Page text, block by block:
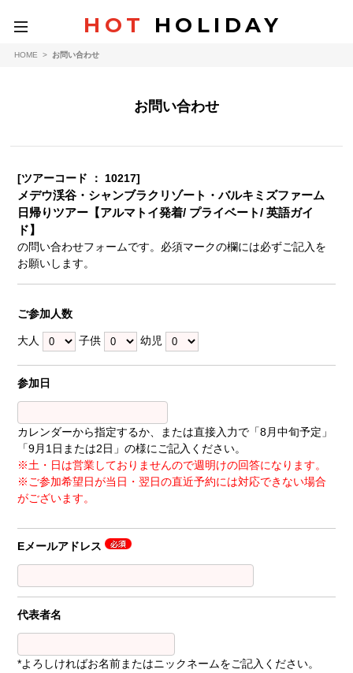
toggle
navigation
HOT HOLIDAY
HOME > お問い合わせ
お問い合わせ
[ツアーコード ： 10217]
メデウ渓谷・シャンブラクリゾート・バルキミズファーム
日帰りツアー【アルマトイ発着/ プライベート/ 英語ガイ
ド】
の問い合わせフォームです。必須マークの欄には必ずご記入を
お願いします。
ご参加人数
大人 子供 幼児
参加日
カレンダーから指定するか、または直接入力で「8月中旬予定」
「9月1日または2日」の様にご記入ください。
※土・日は営業しておりませんので週明けの回答になります。
※ご参加希望日が当日・翌日の直近予約には対応できない場合
がございます。
Eメールアドレス
代表者名
*よろしければお名前またはニックネームをご記入ください。